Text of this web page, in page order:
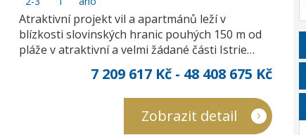
Atraktivní projekt vil a apartmánů leží v
blízkosti slovinských hranic pouhých 150 m od
pláže v atraktivní a velmi žádané části Istrie…
7 209 617 Kč - 48 408 675 Kč
Zobrazit detail